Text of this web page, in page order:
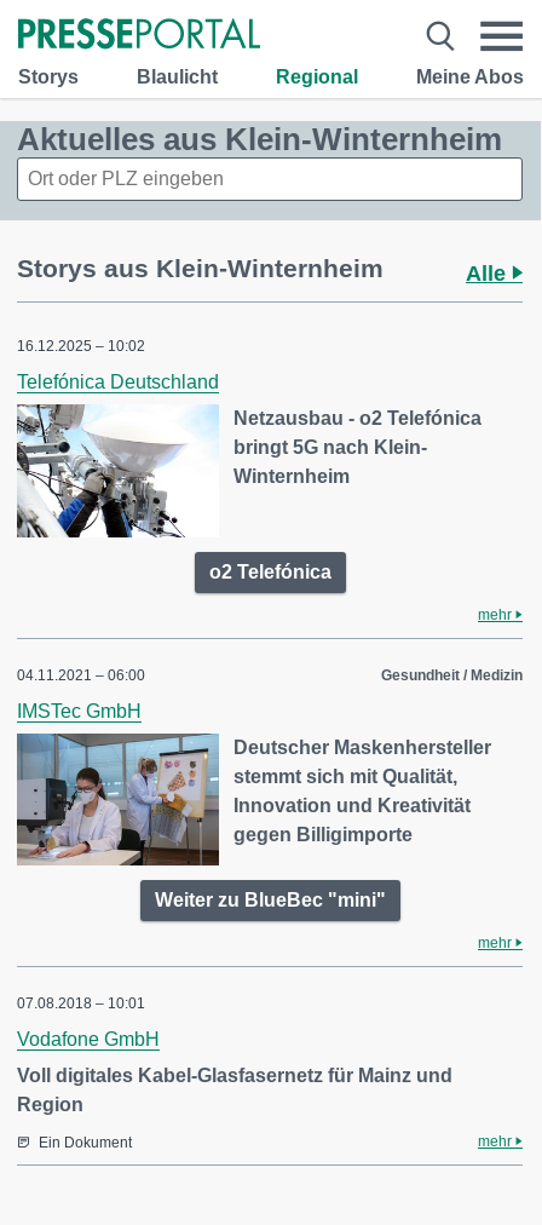
Storys Blaulicht Regional Meine Abos
Aktuelles aus Klein-Winternheim
Storys aus Klein-Winternheim Alle
16.12.2025 – 10:02
Telefónica Deutschland
Netzausbau - o2 Telefónica
bringt 5G nach Klein-
Winternheim
o2 Telefónica
mehr
04.11.2021 – 06:00 Gesundheit / Medizin
IMSTec GmbH
Deutscher Maskenhersteller
stemmt sich mit Qualität,
Innovation und Kreativität
gegen Billigimporte
Weiter zu BlueBec "mini"
mehr
07.08.2018 – 10:01
Vodafone GmbH
Voll digitales Kabel-Glasfasernetz für Mainz und
Region
Ein Dokument mehr